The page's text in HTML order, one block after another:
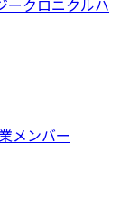
メンバー